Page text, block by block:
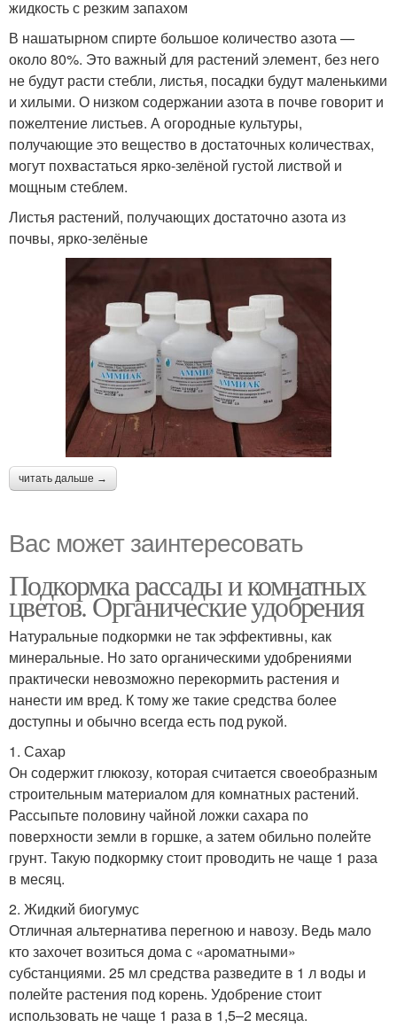
жидкость с резким запахом
В нашатырном спирте большое количество азота —
около 80%. Это важный для растений элемент, без него
не будут расти стебли, листья, посадки будут маленькими
и хилыми. О низком содержании азота в почве говорит и
пожелтение листьев. А огородные культуры,
получающие это вещество в достаточных количествах,
могут похвастаться ярко-зелёной густой листвой и
мощным стеблем.
Листья растений, получающих достаточно азота из
почвы, ярко-зелёные
читать дальше →
Вас может заинтересовать
Подкормка рассады и комнатных
цветов. Органические удобрения
Натуральные подкормки не так эффективны, как
минеральные. Но зато органическими удобрениями
практически невозможно перекормить растения и
нанести им вред. К тому же такие средства более
доступны и обычно всегда есть под рукой.
1. Сахар
Он содержит глюкозу, которая считается своеобразным
строительным материалом для комнатных растений.
Рассыпьте половину чайной ложки сахара по
поверхности земли в горшке, а затем обильно полейте
грунт. Такую подкормку стоит проводить не чаще 1 раза
в месяц.
2. Жидкий биогумус
Отличная альтернатива перегною и навозу. Ведь мало
кто захочет возиться дома с «ароматными»
субстанциями. 25 мл средства разведите в 1 л воды и
полейте растения под корень. Удобрение стоит
использовать не чаще 1 раза в 1,5–2 месяца.